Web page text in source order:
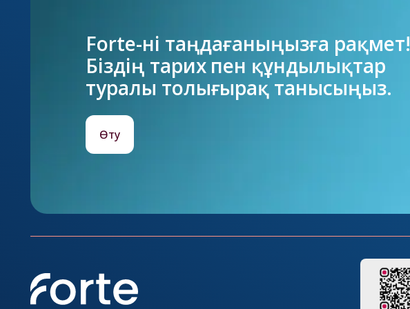
Forte-ні таңдағаныңызға рақмет!
Біздің тарих пен құндылықтар
туралы толығырақ танысыңыз.
Өту